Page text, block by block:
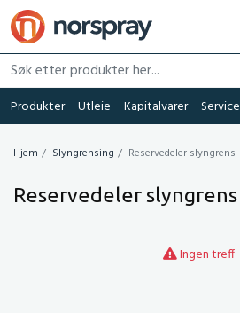
Søk etter produkter her...
Produkter Utleie Kapitalvarer Service
Hjem Slyngrensing Reservedeler slyngrens
Reservedeler slyngrens
Ingen treff